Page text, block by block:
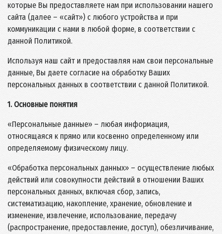
которые Вы предоставляете нам при использовании нашего
сайта (далее – «сайт») с любого устройства и при
коммуникации с нами в любой форме, в соответствии с
данной Политикой.
Используя наш сайт и предоставляя нам свои персональные
данные, Вы даете согласие на обработку Ваших
персональных данных в соответствии с данной Политикой.
1. Основные понятия
«Персональные данные» – любая информация,
относящаяся к прямо или косвенно определенному или
определяемому физическому лицу.
«Обработка персональных данных» – осуществление любых
действий или совокупности действий в отношении Ваших
персональных данных, включая сбор, запись,
систематизацию, накопление, хранение, обновление и
изменение, извлечение, использование, передачу
(распространение, предоставление, доступ), обезличивание,